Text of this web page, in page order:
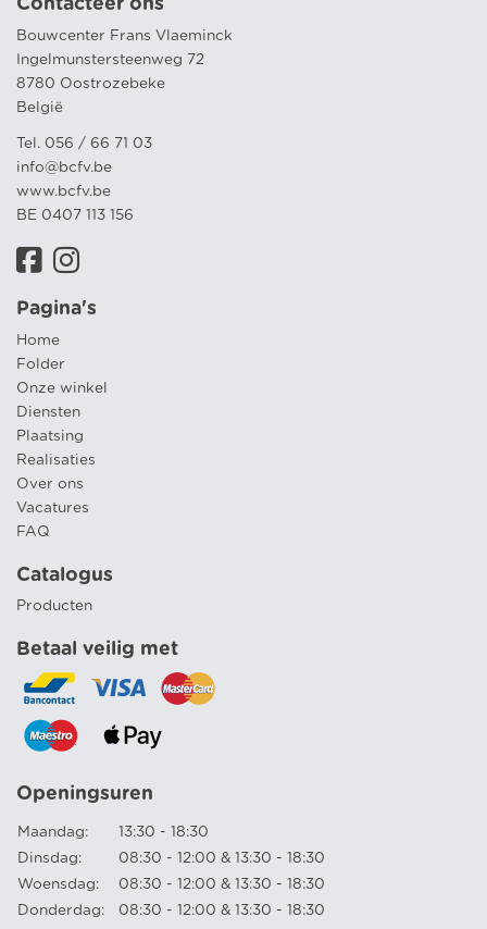
Contacteer ons
Bouwcenter Frans Vlaeminck
Ingelmunstersteenweg 72
8780 Oostrozebeke
België
Tel. 056 / 66 71 03
info@bcfv.be
www.bcfv.be
BE 0407 113 156
Pagina's
Home
Folder
Onze winkel
Diensten
Plaatsing
Realisaties
Over ons
Vacatures
FAQ
Catalogus
Producten
Betaal veilig met
Openingsuren
Maandag:
13:30 - 18:30
Dinsdag:
08:30 - 12:00 & 13:30 - 18:30
Woensdag:
08:30 - 12:00 & 13:30 - 18:30
Donderdag:
08:30 - 12:00 & 13:30 - 18:30